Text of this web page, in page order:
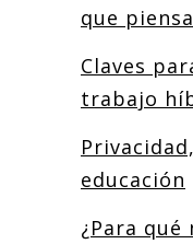
que
Claves
trabajo
educación
¿Para qué